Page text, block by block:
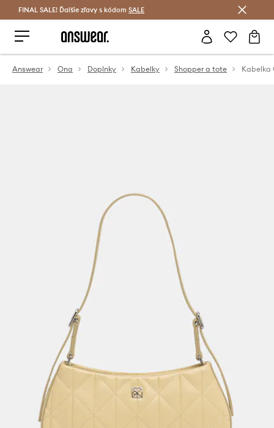
Šetrite s Answear Club >
FINAL SALE! Ďalšie zľavy s kódom SALE
Answear Ona Doplnky Kabelky Shopper a tote Kabelka